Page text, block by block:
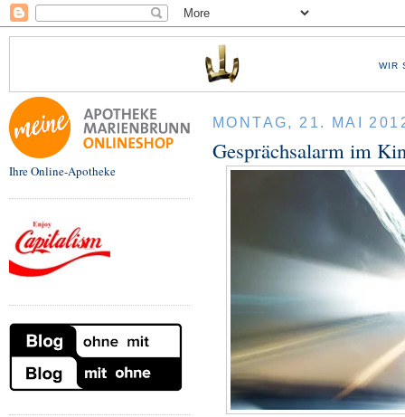
WIR
Ihre Online-Apotheke
MONTAG, 21. MAI
Gesprächsalarm im